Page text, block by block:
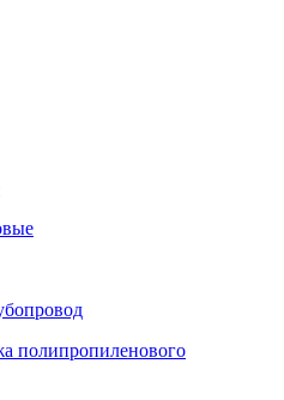
полипропиленового